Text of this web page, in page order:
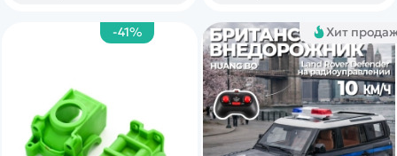
-41% Хит